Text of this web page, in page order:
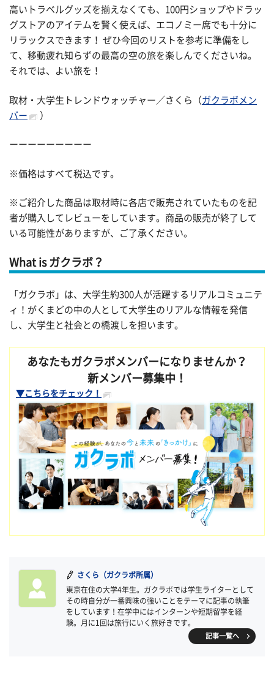
高いトラベルグッズを揃えなくても、100円ショップやドラッ
グストアのアイテムを賢く使えば、エコノミー席でも十分に
リラックスできます！ ぜひ今回のリストを参考に準備をし
て、移動疲れ知らずの最高の空の旅を楽しんでくださいね。
それでは、よい旅を！
取材・大学生トレンドウォッチャー／さくら（ガクラボメン
バー
）
ーーーーーーーーー
※価格はすべて税込です。
※ご紹介した商品は取材時に各店で販売されていたものを記
者が購入してレビューをしています。商品の販売が終了して
いる可能性がありますが、ご了承ください。
What is ガクラボ？
「ガクラボ」は、大学生約300人が活躍するリアルコミュニテ
ィ！がくまどの中の人として大学生のリアルな情報を発信
し、大学生と社会との橋渡しを担います。
あなたもガクラボメンバーになりませんか？
新メンバー募集中！
▼こちらをチェック！
さくら（ガクラボ所属）
東京在住の大学4年生。ガクラボでは学生ライターとして
その時自分が一番興味の強いことをテーマに記事の執筆
をしています！在学中にはインターンや短期留学を経
験。月に1回は旅行にいく旅好きです。
記事一覧へ